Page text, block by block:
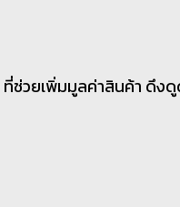
ช่วยเพิ่มมูลค่าสินค้า ดึง